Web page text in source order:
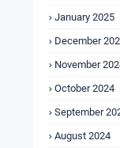
January 2025
December
November
October 2024
September
August 2024